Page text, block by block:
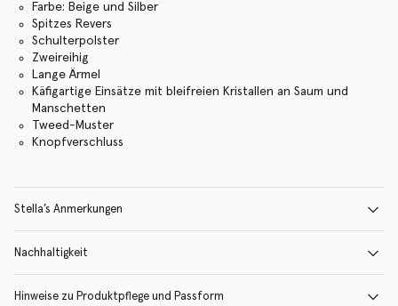
Farbe: Beige und Silber
Spitzes Revers
Schulterpolster
Zweireihig
Lange Ärmel
Käfigartige Einsätze mit bleifreien Kristallen an Saum und
Manschetten
Tweed-Muster
Knopfverschluss
Stella’s Anmerkungen
Nachhaltigkeit
Hinweise zu Produktpflege und Passform